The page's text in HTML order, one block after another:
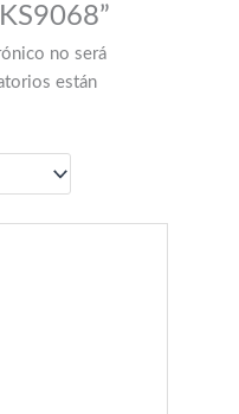
no será
están